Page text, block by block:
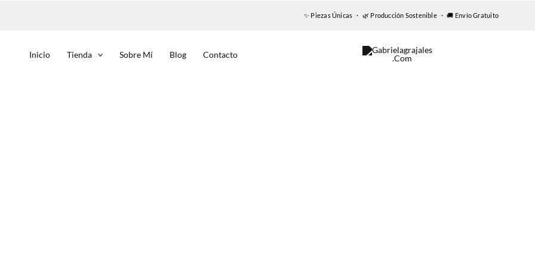
✨ Piezas Únicas · 🌿 Producción Sostenible · 🚚 Envío Gratuito
Inicio Tienda Sobre Mí Blog Contacto